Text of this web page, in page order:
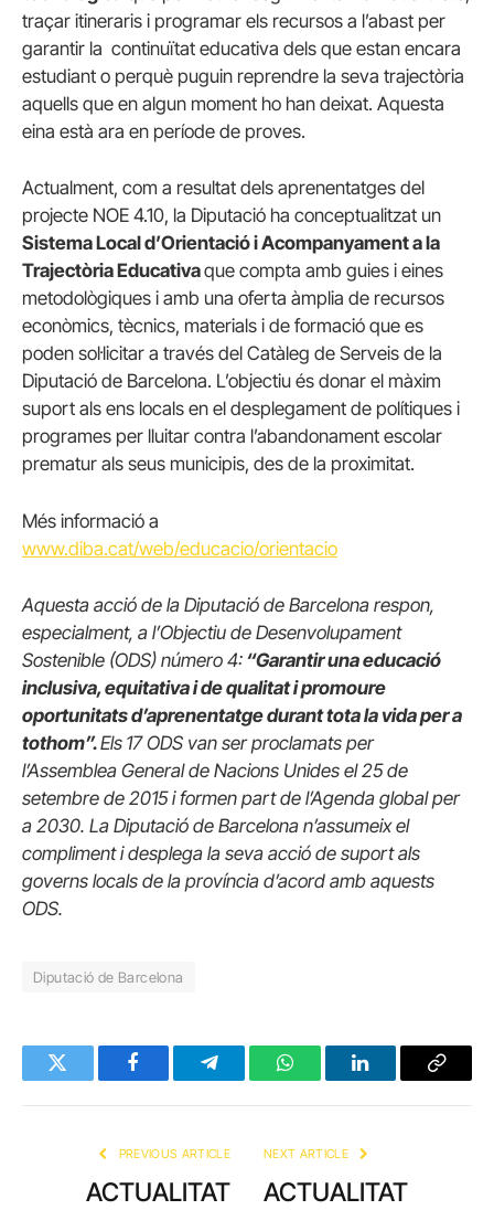
traçar itineraris i programar els recursos a l’abast per
garantir la continuïtat educativa dels que estan encara
estudiant o perquè puguin reprendre la seva trajectòria
aquells que en algun moment ho han deixat. Aquesta
eina està ara en període de proves.
Actualment, com a resultat dels aprenentatges del
projecte NOE 4.10, la Diputació ha conceptualitzat un
Sistema Local d’Orientació i Acompanyament a la
Trajectòria Educativaque compta amb guies i eines
metodològiques i amb una oferta àmplia de recursos
econòmics, tècnics, materials i de formació que es
poden sol·licitar a través del Catàleg de Serveis de la
Diputació de Barcelona. L’objectiu és donar el màxim
suport als ens locals en el desplegament de polítiques i
programes per lluitar contra l’abandonament escolar
prematur als seus municipis, des de la proximitat.
Més informació a
www.diba.cat/web/educacio/orientacio
Aquesta acció de la Diputació de Barcelona respon,
especialment, a l’Objectiu de Desenvolupament
Sostenible (ODS) número 4: “Garantir una educació
inclusiva, equitativa i de qualitat i promoure
oportunitats d’aprenentatge durant tota la vida per a
tothom”.Els 17 ODS van ser proclamats per
l’Assemblea General de Nacions Unides el 25 de
setembre de 2015 i formen part de l’Agenda global per
a 2030. La Diputació de Barcelona n’assumeix el
compliment i desplega la seva acció de suport als
governs locals de la província d’acord amb aquests
ODS.
Diputació de Barcelona
Twitter FacebookTelegramWhatsAppLinkedInCopy
PREVIOUS ARTICLE
ACTUALITAT
NEXT ARTICLE
ACTUALITAT